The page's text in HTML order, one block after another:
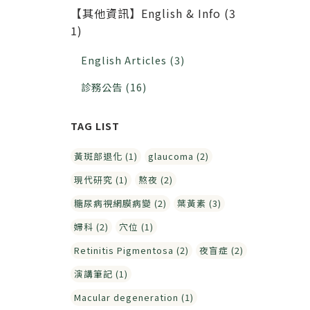
【其他資訊】English & Info (3
1)
English Articles (3)
診務公告 (16)
黃斑部退化 (1)
glaucoma (2)
現代研究 (1)
熬夜 (2)
糖尿病視網膜病變 (2)
葉黃素 (3)
婦科 (2)
穴位 (1)
Retinitis Pigmentosa (2)
夜盲症 (2)
演講筆記 (1)
Macular degeneration (1)